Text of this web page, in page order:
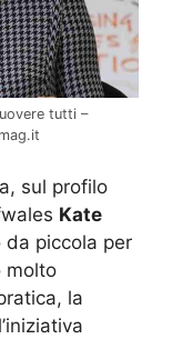
tutti –
sul profilo
Kate
da piccola per
molto
la